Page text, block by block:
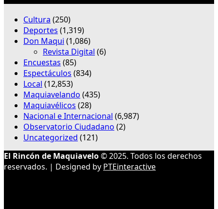
Cultura (250)
Deportes (1,319)
Don Maqui (1,086)
Revista Digital (6)
Encuestas (85)
Espectáculos (834)
Local (12,853)
Maquiavelando (435)
Maquiavélicos (28)
Nacional e Internacional (6,987)
Observatorio Ciudadano (2)
Uncategorized (121)
El Rincón de Maquiavelo© 2025. Todos los derechos
reservados. | Designed by PTEinteractive